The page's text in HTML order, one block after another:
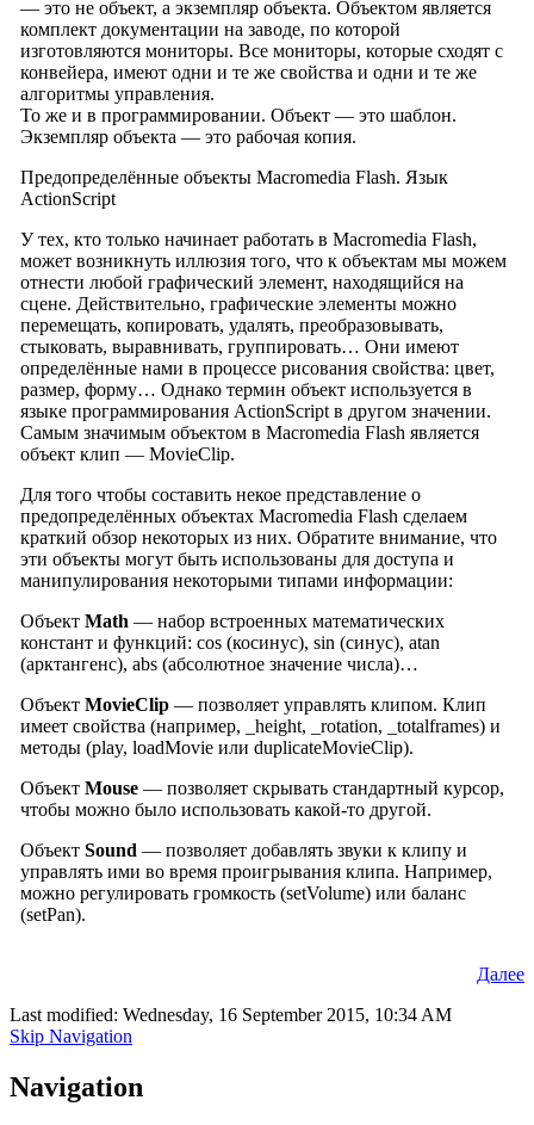
— это не объект, а экземпляр объекта. Объектом является
комплект документации на заводе, по которой
изготовляются мониторы. Все мониторы, которые сходят с
конвейера, имеют одни и те же свойства и одни и те же
алгоритмы управления.
То же и в программировании. Объект — это шаблон.
Экземпляр объекта — это рабочая копия.
Предопределённые объекты Macromedia Flash. Язык
ActionScript
У тех, кто только начинает работать в Macromedia Flash,
может возникнуть иллюзия того, что к объектам мы можем
отнести любой графический элемент, находящийся на
сцене. Действительно, графические элементы можно
перемещать, копировать, удалять, преобразовывать,
стыковать, выравнивать, группировать… Они имеют
определённые нами в процессе рисования свойства: цвет,
размер, форму… Однако термин объект используется в
языке программирования ActionScript в другом значении.
Самым значимым объектом в Macromedia Flash является
объект клип — MovieClip.
Для того чтобы составить некое представление о
предопределённых объектах Macromedia Flash сделаем
краткий обзор некоторых из них. Обратите внимание, что
эти объекты могут быть использованы для доступа и
манипулирования некоторыми типами информации:
Объект Math — набор встроенных математических
констант и функций: cos (косинус), sin (синус), atan
(арктангенс), abs (абсолютное значение числа)…
Объект MovieClip — позволяет управлять клипом. Клип
имеет свойства (например, _height, _rotation, _totalframes) и
методы (play, loadMovie или duplicateMovieClip).
Объект Mouse — позволяет скрывать стандартный курсор,
чтобы можно было использовать какой-то другой.
Объект Sound — позволяет добавлять звуки к клипу и
управлять ими во время проигрывания клипа. Например,
можно регулировать громкость (setVolume) или баланс
(setPan).
Далее
Last modified: Wednesday, 16 September 2015, 10:34 AM
Skip Navigation
Navigation